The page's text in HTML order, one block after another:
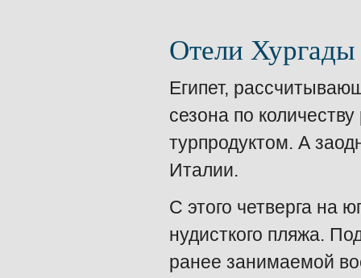
Отели
Египет,
сезона по
турпродуктом. А
Италии.
С этого четверга на
нудисткого пляжа.
ранее занимаемой